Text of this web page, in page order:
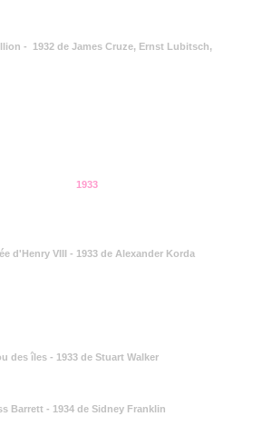
- 1932 de James Cruze, Ernst Lubitsch,
1933
d'Henry VIII - 1933 de Alexander Korda
des îles - 1933 de Stuart Walker
Barrett - 1934 de Sidney Franklin